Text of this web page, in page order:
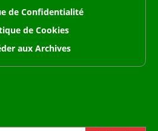
de Confidentialité
de Cookies
aux Archives